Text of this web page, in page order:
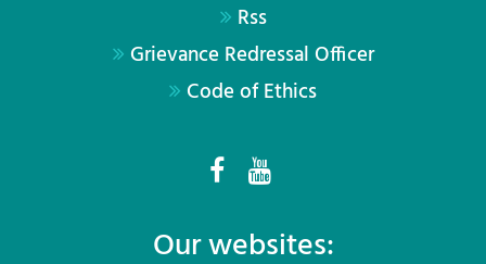
Rss
Grievance Redressal Officer
Code of Ethics
Our websites: